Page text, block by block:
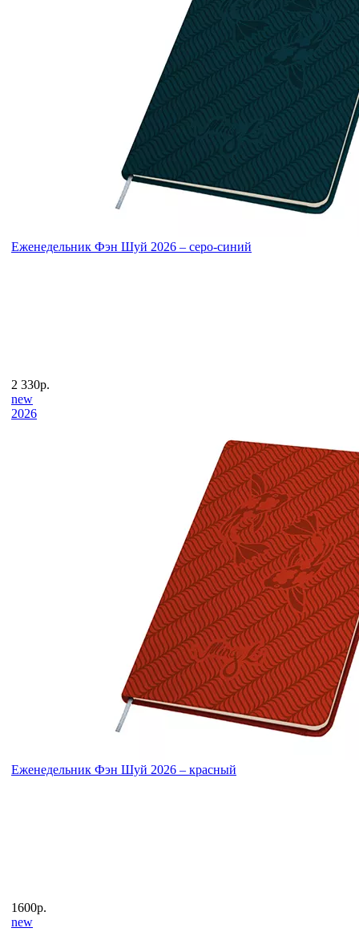
Еженедельник Фэн Шуй 2026 – серо-синий
2 330р.
new
2026
Еженедельник Фэн Шуй 2026 – красный
1600р.
new